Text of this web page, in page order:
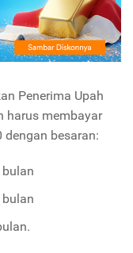
Penerima Upah
harus membayar
besaran:
bulan
bulan